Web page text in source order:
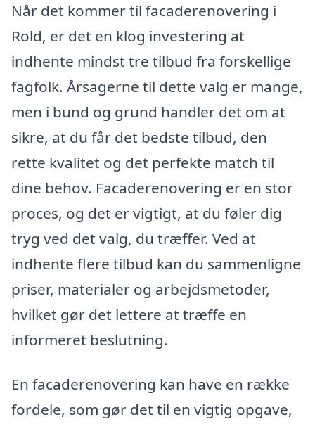
Når det kommer til facaderenovering i
Rold, er det en klog investering at
indhente mindst tre tilbud fra forskellige
fagfolk. Årsagerne til dette valg er mange,
men i bund og grund handler det om at
sikre, at du får det bedste tilbud, den
rette kvalitet og det perfekte match til
dine behov. Facaderenovering er en stor
proces, og det er vigtigt, at du føler dig
tryg ved det valg, du træffer. Ved at
indhente flere tilbud kan du sammenligne
priser, materialer og arbejdsmetoder,
hvilket gør det lettere at træffe en
informeret beslutning.
En facaderenovering kan have en række
fordele, som gør det til en vigtig opgave,